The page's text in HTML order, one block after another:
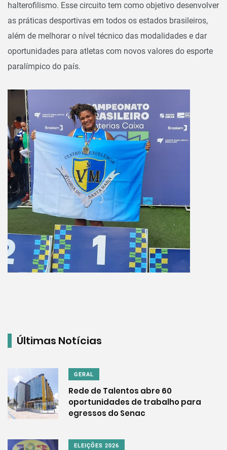
halterofilismo. Esse circuito tem como objetivo desenvolver
as práticas desportivas em todos os estados brasileiros,
além de melhorar o nível técnico das modalidades e dar
oportunidades para atletas com novos valores do esporte
paralímpico do país.
Últimas Notícias
GERAL
Rede de Talentos abre 60
oportunidades de trabalho para
egressos do Senac
ELEIÇÕES 2026